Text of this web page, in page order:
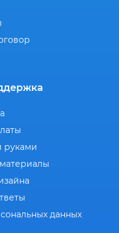
руками
данных